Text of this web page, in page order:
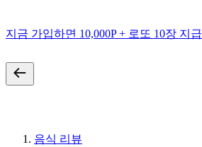
지금 가입하면 10,000P + 로또 10장 지급
음식 리뷰